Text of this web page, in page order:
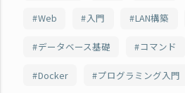
Web 入門 LAN構築
データベース基礎 コマンド
Docker プログラミング入門